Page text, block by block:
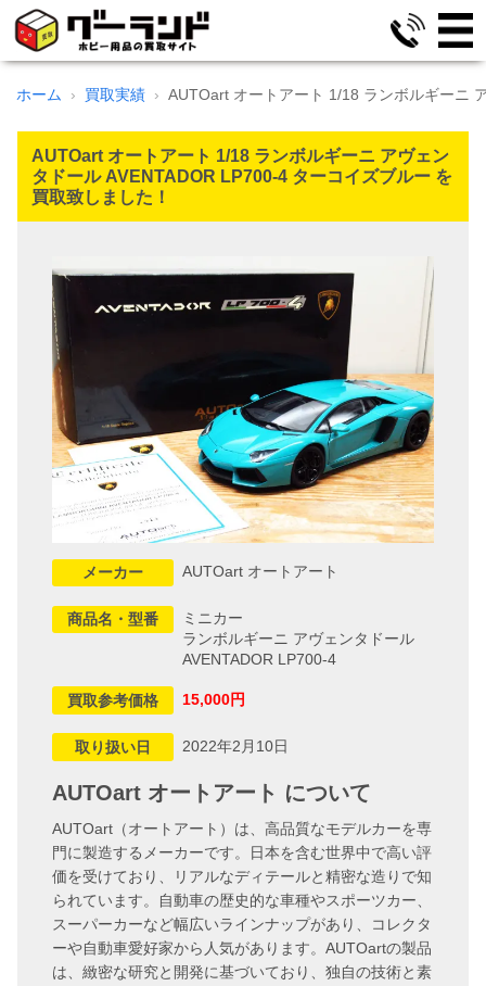
ホーム 買取実績 AUTOart オートアート 1/18 ランボルギーニ
AUTOart オートアート 1/18 ランボルギーニ アヴェン
タドール AVENTADOR LP700-4 ターコイズブルー を
買取致しました！
メーカー AUTOart オートアート
商品名・型番
ミニカー
ランボルギーニ アヴェンタドール
AVENTADOR LP700-4
買取参考価格 15,000円
取り扱い日 2022年2月10日
AUTOart オートアート について
AUTOart（オートアート）は、高品質なモデルカーを専
門に製造するメーカーです。日本を含む世界中で高い評
価を受けており、リアルなディテールと精密な造りで知
られています。自動車の歴史的な車種やスポーツカー、
スーパーカーなど幅広いラインナップがあり、コレクタ
ーや自動車愛好家から人気があります。AUTOartの製品
は、緻密な研究と開発に基づいており、独自の技術と素